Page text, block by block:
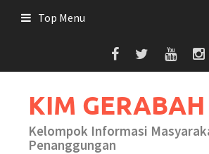
Top Menu
KIM GERABAH
Kelompok Informasi
Penanggungan